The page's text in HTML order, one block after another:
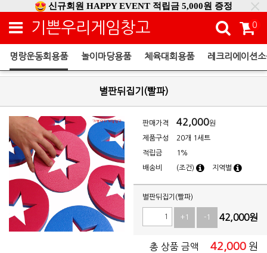
신규회원 HAPPY EVENT 적립금 5,000원 증정
❤ 신제품 ' 컬링&볼링 ' 출시! ❤
기쁜우리게임창고 0
명랑운동회용품 놀이마당용품 체육대회용품 레크리에이션
명랑운동회용품
별판뒤집기(빨파)
판매가격 42,000원
제품구성 20개 1세트
적립금 1%
배송비 (조건) 지역별
별판뒤집기(빨파)
+1 -1 42,000원
총 상품 금액 42,000 원